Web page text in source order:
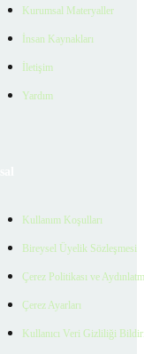
Kurumsal Materyaller
İnsan Kaynakları
İletişim
Yardım
Kullanım Koşulları
Bireysel Üyelik Sözleşmesi
Çerez Politikası ve
Çerez Ayarları
Kullanıcı Veri Gizliliği